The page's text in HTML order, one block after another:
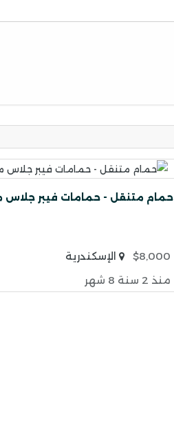
حمام متنقل - حمامات فيبر جلاس
$8,000
الإسكندرية
منذ 2 سنة 8 شهر